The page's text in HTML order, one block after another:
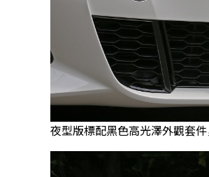
夜型版標配黑色高光澤外觀套